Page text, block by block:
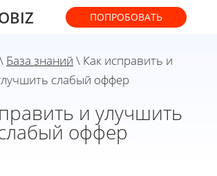
ПОПРОБОВАТЬ
\ База знаний \ Как исправить и
слабый оффер
и улучшить
оффер